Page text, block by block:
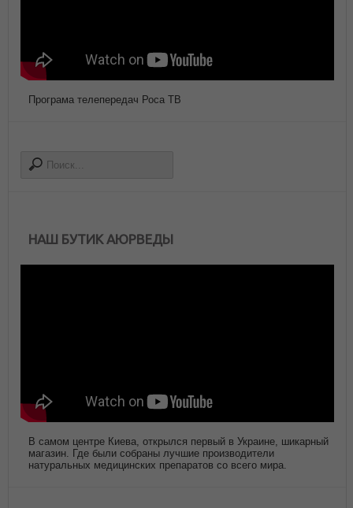
Програма телепередач Роса ТВ
НАШ БУТИК АЮРВЕДЫ
В самом центре Киева, открылся первый в Украине, шикарный
магазин. Где были собраны лучшие производители
натуральных медицинских препаратов со всего мира.